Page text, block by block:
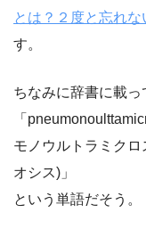
とは？２度と忘れな
す。
ちなみに辞書に載
「
モノウルトラミク
オシス)」
という単語だそう。